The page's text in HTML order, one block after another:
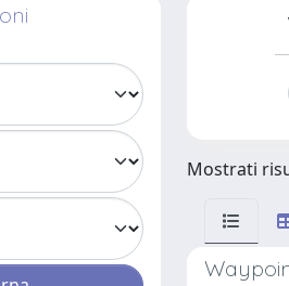
Mostrati